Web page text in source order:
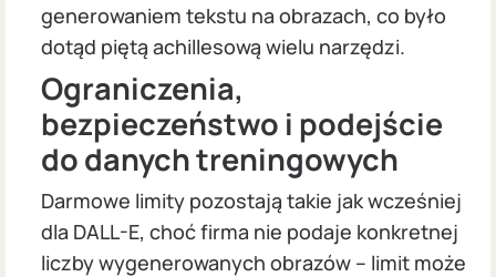
generowaniem tekstu na obrazach, co było
dotąd piętą achillesową wielu narzędzi.
Ograniczenia,
bezpieczeństwo i podejście
do danych treningowych
Darmowe limity pozostają takie jak wcześniej
dla DALL-E, choć firma nie podaje konkretnej
liczby wygenerowanych obrazów – limit może